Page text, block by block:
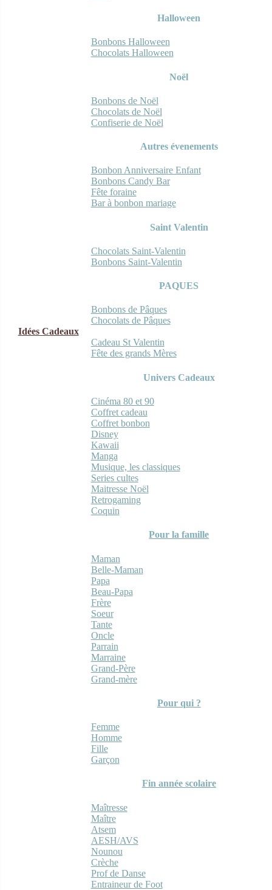
Halloween
Bonbons Halloween
Chocolats Halloween
Noël
Bonbons de Noël
Chocolats de Noël
Confiserie de Noël
Autres évenements
Bonbon Anniversaire Enfant
Bonbons Candy Bar
Fête foraine
Bar à bonbon mariage
Saint Valentin
Chocolats Saint-Valentin
Bonbons Saint-Valentin
PAQUES
Bonbons de Pâques
Chocolats de Pâques
Idées Cadeaux
Cadeau St Valentin
Fête des grands Mères
Univers Cadeaux
Cinéma 80 et 90
Coffret cadeau
Coffret bonbon
Disney
Kawaii
Manga
Musique, les classiques
Series cultes
Maitresse Noël
Retrogaming
Coquin
Pour la famille
Maman
Belle-Maman
Papa
Beau-Papa
Frère
Soeur
Tante
Oncle
Parrain
Marraine
Grand-Père
Grand-mère
Pour qui ?
Femme
Homme
Fille
Garçon
Fin année scolaire
Maîtresse
Maître
Atsem
AESH/AVS
Nounou
Crèche
Prof de Danse
Entraineur de Foot